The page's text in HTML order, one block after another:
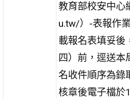
教育部校安中心
u.tw/）-表報作
載報名表填妥後
四）前，逕送本
名收件順序為錄
核章後電子檔於